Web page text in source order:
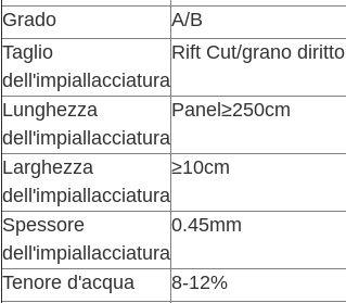
Grado
A/B
Taglio
dell'impiallacciatura
Rift Cut/grano diritto
Lunghezza
dell'impiallacciatura
Panel≥250cm
Larghezza
dell'impiallacciatura
≥10cm
Spessore
dell'impiallacciatura
0.45mm
Tenore d'acqua
8-12%